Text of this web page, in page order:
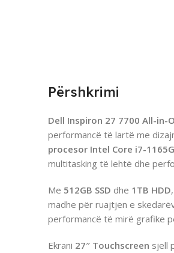
Përshkrimi
Dell Inspiron 27 7700 All-in-
performancë të lartë me
procesor Intel Core i7-
multitasking të lehtë dhe
Me 512GB SSD dhe 1TB HDD
madhe për ruajtjen e
performancë të mirë grafike
Ekrani 27″ Touchscreen sjell